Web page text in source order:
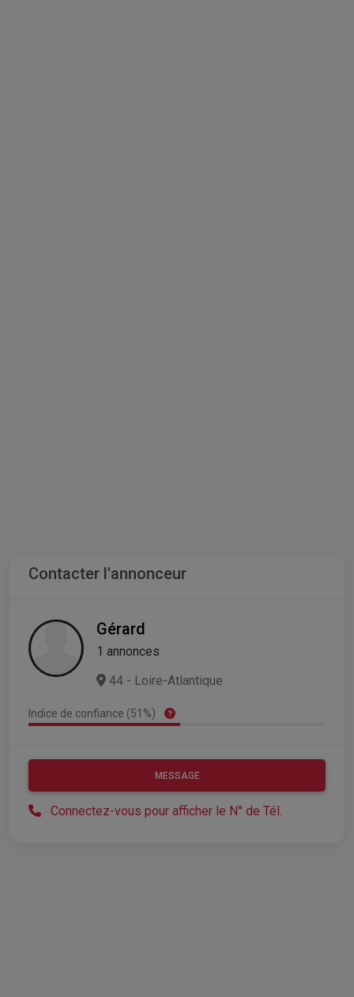
Contacter l'annonceur
Gérard
1 annonces
44 - Loire-Atlantique
Indice de confiance (51%)
MESSAGE
Connectez-vous pour afficher le N° de Tél.